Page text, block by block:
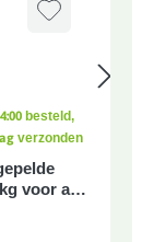
besteld,
verzonden
voor alle
mezen,